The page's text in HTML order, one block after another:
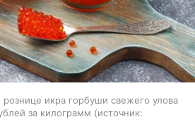
икра горбуши свежего улова
за килограмм
источник: